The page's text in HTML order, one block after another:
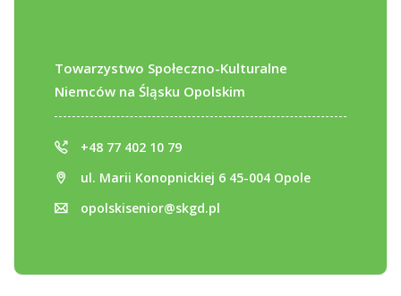
Towarzystwo Społeczno-Kulturalne
Niemców na Śląsku Opolskim
+48 77 402 10 79
ul. Marii Konopnickiej 6 45-004 Opole
opolskisenior@skgd.pl